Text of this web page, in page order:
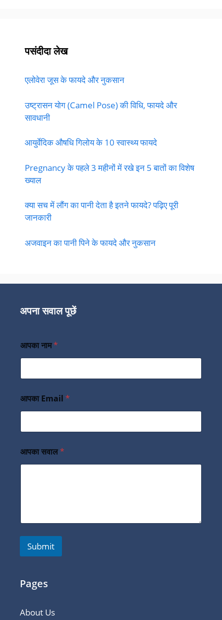
पसंदीदा लेख
एलोवेरा जूस के फायदे और नुकसान
उष्ट्रासन योग (Camel Pose) की विधि, फायदे और
सावधानी
आयुर्वेदिक औषधि गिलोय के 10 स्वास्थ्य फायदे
Pregnancy के पहले 3 महीनों में रखे इन 5 बातों का विशेष
ख्याल
क्या सच में लौंग का पानी देता है इतने फायदे? पढ़िए पूरी
जानकारी
अजवाइन का पानी पिने के फायदे और नुकसान
अपना सवाल पूछें
आपका नाम*
आपका Email *
आपका सवाल*
Submit
Pages
About Us